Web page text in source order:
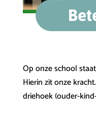
Op onze school
Hierin zit onze
driehoek (ouder-